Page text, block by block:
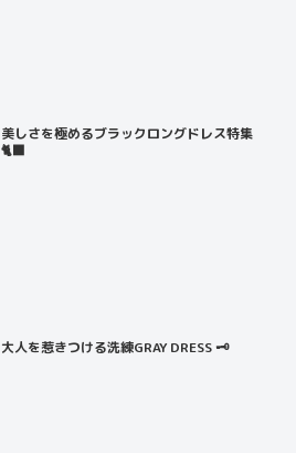
美しさを極めるブラックロングドレス特集
🐈‍⬛
大人を惹きつける洗練GRAY DRESS 🗝️